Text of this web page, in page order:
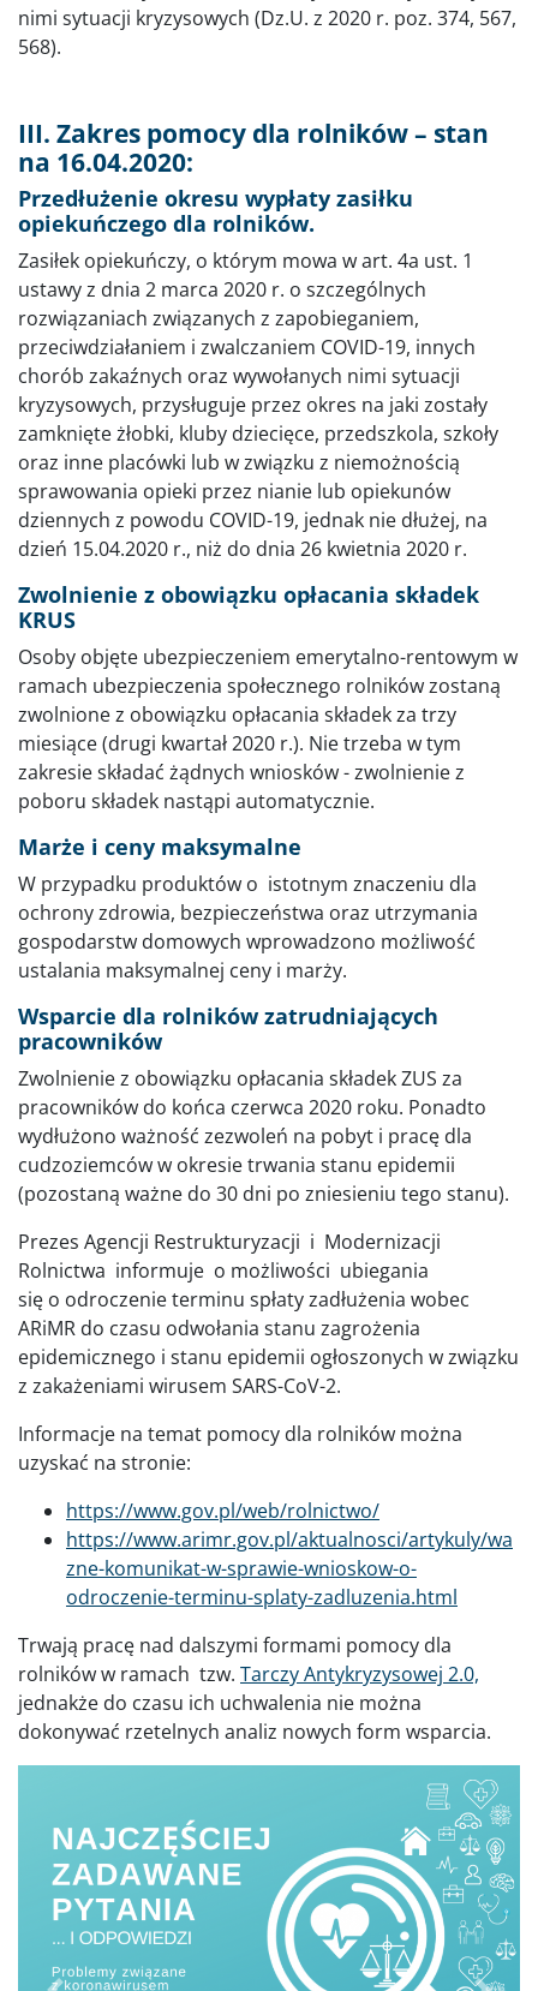
nimi sytuacji kryzysowych (Dz.U. z 2020 r. poz. 374, 567,
568).
III. Zakres pomocy dla rolników – stan
na 16.04.2020:
Przedłużenie okresu wypłaty zasiłku
opiekuńczego dla rolników.
Zasiłek opiekuńczy, o którym mowa w art. 4a ust. 1
ustawy z dnia 2 marca 2020 r. o szczególnych
rozwiązaniach związanych z zapobieganiem,
przeciwdziałaniem i zwalczaniem COVID-19, innych
chorób zakaźnych oraz wywołanych nimi sytuacji
kryzysowych, przysługuje przez okres na jaki zostały
zamknięte żłobki, kluby dziecięce, przedszkola, szkoły
oraz inne placówki lub w związku z niemożnością
sprawowania opieki przez nianie lub opiekunów
dziennych z powodu COVID-19, jednak nie dłużej, na
dzień 15.04.2020 r., niż do dnia 26 kwietnia 2020 r.
Zwolnienie z obowiązku opłacania składek
KRUS
Osoby objęte ubezpieczeniem emerytalno-rentowym w
ramach ubezpieczenia społecznego rolników zostaną
zwolnione z obowiązku opłacania składek za trzy
miesiące (drugi kwartał 2020 r.). Nie trzeba w tym
zakresie składać żądnych wniosków - zwolnienie z
poboru składek nastąpi automatycznie.
Marże i ceny maksymalne
W przypadku produktów o istotnym znaczeniu dla
ochrony zdrowia, bezpieczeństwa oraz utrzymania
gospodarstw domowych wprowadzono możliwość
ustalania maksymalnej ceny i marży.
Wsparcie dla rolników zatrudniających
pracowników
Zwolnienie z obowiązku opłacania składek ZUS za
pracowników do końca czerwca 2020 roku. Ponadto
wydłużono ważność zezwoleń na pobyt i pracę dla
cudzoziemców w okresie trwania stanu epidemii
(pozostaną ważne do 30 dni po zniesieniu tego stanu).
Prezes Agencji Restrukturyzacji i Modernizacji
Rolnictwa informuje o możliwości ubiegania
się o odroczenie terminu spłaty zadłużenia wobec
ARiMR do czasu odwołania stanu zagrożenia
epidemicznego i stanu epidemii ogłoszonych w związku
z zakażeniami wirusem SARS-CoV-2.
Informacje na temat pomocy dla rolników można
uzyskać na stronie:
https://www.gov.pl/web/rolnictwo/
https://www.arimr.gov.pl/aktualnosci/artykuly/wa
zne-komunikat-w-sprawie-wnioskow-o-
odroczenie-terminu-splaty-zadluzenia.html
Trwają pracę nad dalszymi formami pomocy dla
rolników w ramach tzw. Tarczy Antykryzysowej 2.0,
jednakże do czasu ich uchwalenia nie można
dokonywać rzetelnych analiz nowych form wsparcia.